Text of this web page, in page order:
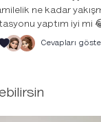
ne kadar
yaptım iyi mi
Cevapları